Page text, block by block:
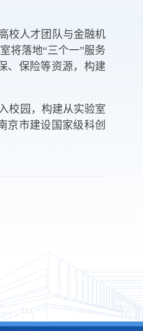
校人才团队与金融机
将落地“三个一”服务
、保险等资源，构建
校园，构建从实验室
京市建设国家级科创